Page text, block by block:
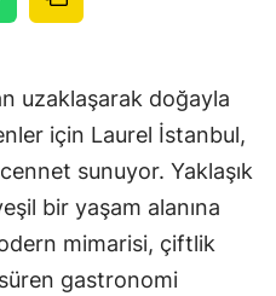
uzaklaşarak doğayla
için Laurel İstanbul,
sunuyor. Yaklaşık
bir yaşam alanına
mimarisi, çiftlik
gastronomi